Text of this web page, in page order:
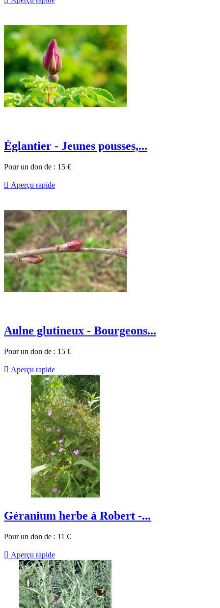
Églantier - Jeunes pousses,...
Pour un don de : 15 €
 Aperçu rapide
Aulne glutineux - Bourgeons...
Pour un don de : 15 €
 Aperçu rapide
Géranium herbe à Robert -...
Pour un don de : 11 €
 Aperçu rapide